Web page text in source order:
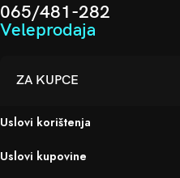
065/481-282
Veleprodaja
ZA KUPCE
Uslovi korištenja
Uslovi kupovine